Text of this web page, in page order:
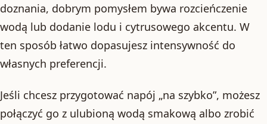
doznania, dobrym pomysłem bywa rozcieńczenie
wodą lub dodanie lodu i cytrusowego akcentu. W
ten sposób łatwo dopasujesz intensywność do
własnych preferencji.
Jeśli chcesz przygotować napój „na szybko”, możesz
połączyć go z ulubioną wodą smakową albo zrobić